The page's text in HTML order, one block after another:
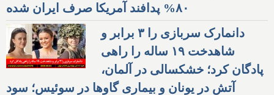
۸۰% پدافند آمریکا صرف ایران شده
دانمارک سربازی را ۳ برابر و
شاهدخت ۱۹ ساله را راهی
پادگان کرد؛ خشکسالی در آلمان،
آتش در یونان و بیماری گاوها در سوئیس؛ سود